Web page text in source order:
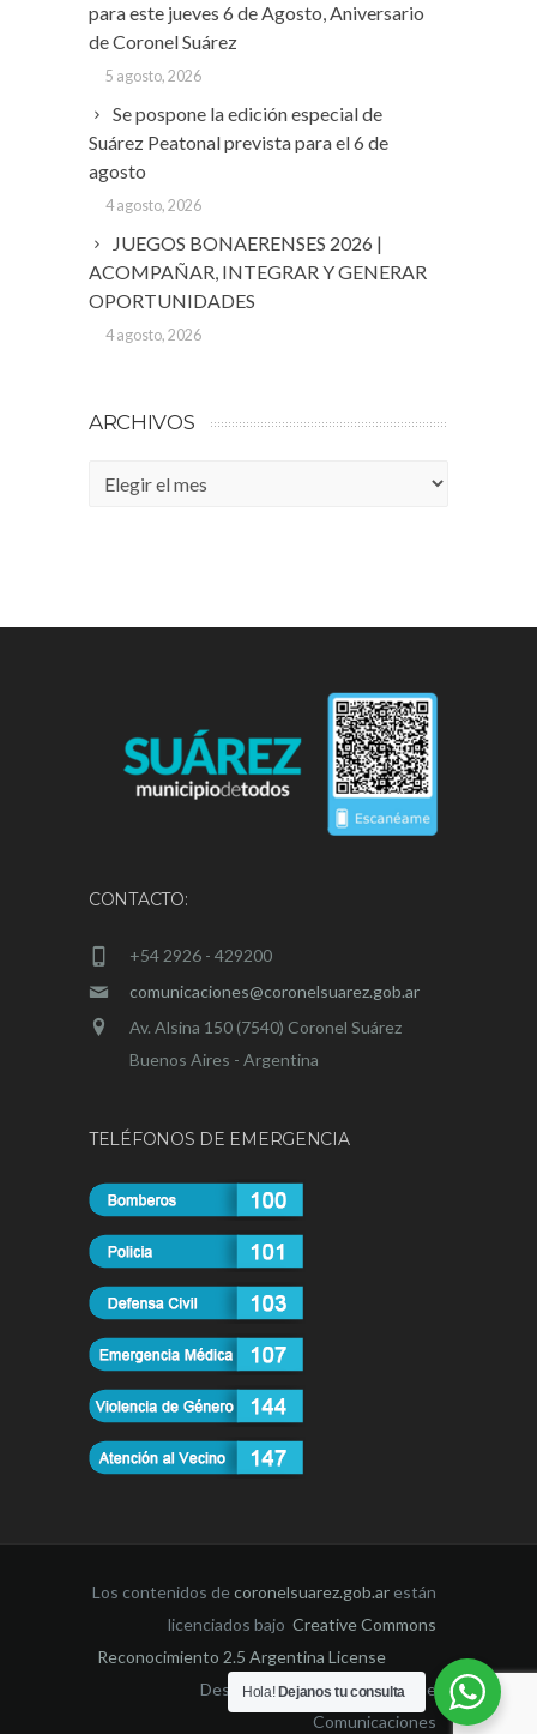
para este jueves 6 de Agosto, Aniversario
de Coronel Suárez
5 agosto, 2026
Se pospone la edición especial de
Suárez Peatonal prevista para el 6 de
agosto
4 agosto, 2026
JUEGOS BONAERENSES 2026 |
ACOMPAÑAR, INTEGRAR Y GENERAR
OPORTUNIDADES
4 agosto, 2026
ARCHIVOS
Archivos
CONTACTO:
+54 2926 - 429200
comunicaciones@coronelsuarez.gob.ar
Av. Alsina 150 (7540) Coronel Suárez
Buenos Aires - Argentina
TELÉFONOS DE EMERGENCIA
Los contenidos decoronelsuarez.gob.ar están
licenciados bajo Creative Commons
Reconocimiento 2.5 Argentina License
Desarrollado por la Dirección de
Comunicaciones
Hola! Dejanos tu consulta